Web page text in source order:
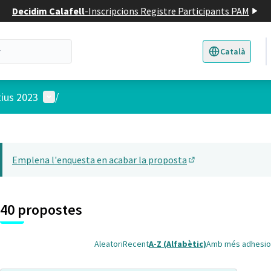
Decidim Calafell-Inscripcions Registre Participants PAM
Català
Triar la llengua
2023 Menú d'usuari
/
Emplena l'enquesta en acabar la proposta
40 propostes
AleatoriRecentA-Z (Alfabètic)Amb més